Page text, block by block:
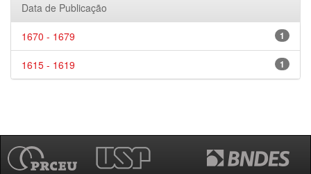
Data de Publicação
1
1670 - 1679
1
1615 - 1619